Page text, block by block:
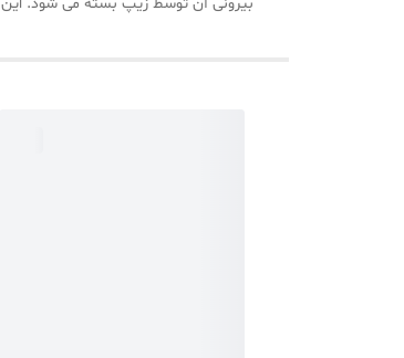
بیرونی آن توسط زیپ بسته می شود. این